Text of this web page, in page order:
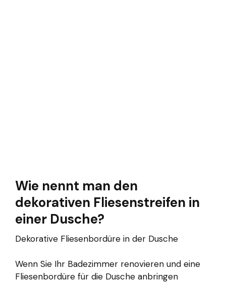
Wie nennt man den
dekorativen Fliesenstreifen in
einer Dusche?
Dekorative Fliesenbordüre in der Dusche
Wenn Sie Ihr Badezimmer renovieren und eine
Fliesenbordüre für die Dusche anbringen